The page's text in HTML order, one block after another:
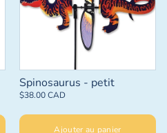
Spinosaurus - petit
$38.00 CAD
Ajouter au panier